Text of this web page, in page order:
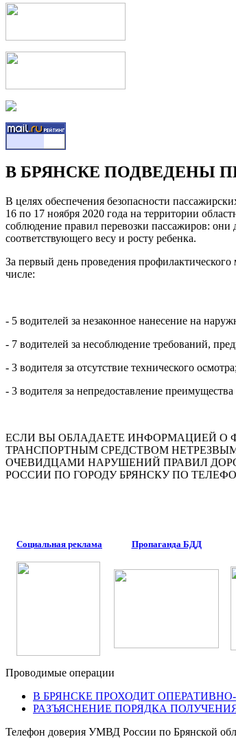
В БРЯНСКЕ ПОДВЕДЕНЫ
В целях обеспечения безопасности
16 по 17 ноября 2020 года на территории
соблюдение правил перевозки пассажиров:
соответствующего весу и росту ребенка.
За первый день проведения
числе:
- 5 водителей за незаконное нанесение на
- 7 водителей за несоблюдение требований,
- 3 водителя за отсутствие технического осмотра;
- 3 водителя за непредоставление
ЕСЛИ ВЫ ОБЛАДАЕТЕ ИНФОРМАЦИЕЙ О
ТРАНСПОРТНЫМ СРЕДСТВОМ
ОЧЕВИДЦАМИ НАРУШЕНИЙ ПРАВИЛ
РОССИИ ПО ГОРОДУ БРЯНСКУ ПО
Социальная реклама Пропаганда БДД
Проводимые операции
В БРЯНСКЕ ПРОХОДИТ
РАЗЪЯСНЕНИЕ ПОРЯДКА
Телефон доверия УМВД России по Брянской